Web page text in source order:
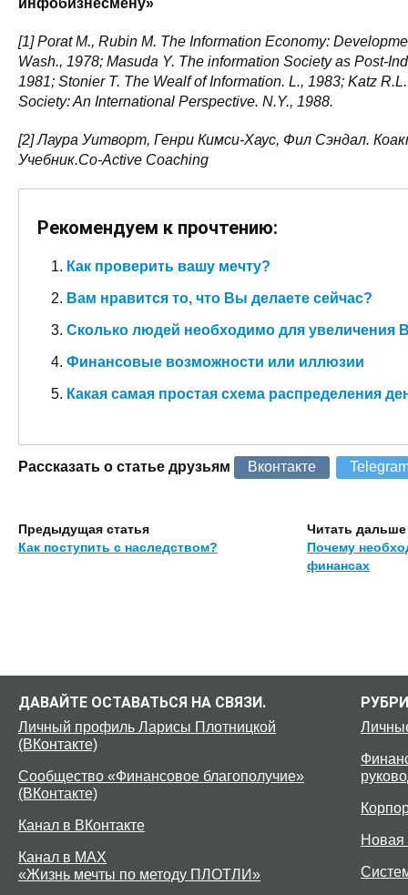
инфобизнесмену»
[1] Porat M., Rubin M. The Information Economy:
Wash., 1978; Masuda Y. The information Society as Post-
1981; Stonier T. The Wealf of Information. L., 1983; Katz
Society: An International Perspective. N.Y., 1988.
[2] Лаура Уитворт, Генри Кимси-Хаус, Фил Сэндал.
Учебник.Co-Active Coaching
Рекомендуем к прочтению:
Как проверить вашу мечту?
Вам нравится то, что Вы делаете сейчас?
Сколько людей необходимо для увеличения
Финансовые возможности или иллюзии
Какая самая простая схема распределения
Рассказать о статье друзьям Вконтакте
Предыдущая статья
Как поступить с наследством?
Читать дальше
Почему
финансах
ДАВАЙТЕ ОСТАВАТЬСЯ НА СВЯЗИ.
Личный профиль Ларисы Плотницкой
(ВКонтакте)
Сообщество «Финансовое благополучие»
(ВКонтакте)
Канал в ВКонтакте
Канал в MAX
«Жизнь мечты по методу ПЛОТЛИ»
Новая